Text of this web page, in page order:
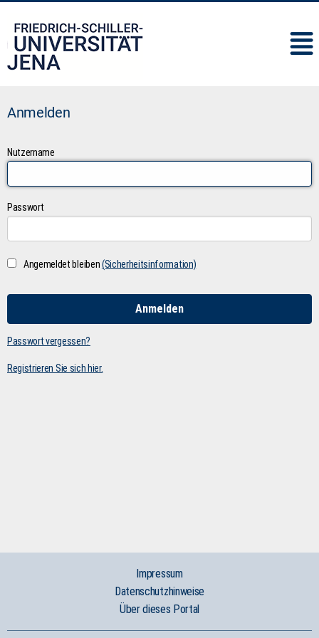
Anmelden
Nutzername
Passwort
Angemeldet bleiben(Sicherheitsinformation)
Passwort vergessen?
Registrieren Sie sich hier.
Impressum
Datenschutzhinweise
Über dieses Portal